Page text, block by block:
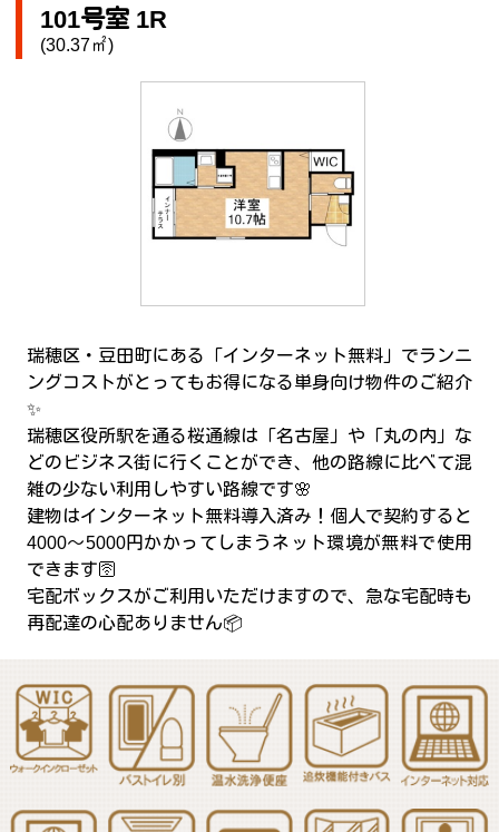
101号室 1R
(30.37㎡)
瑞穂区・豆田町にある「インターネット無料」でランニ
ングコストがとってもお得になる単身向け物件のご紹介
✨
瑞穂区役所駅を通る桜通線は「名古屋」や「丸の内」な
どのビジネス街に行くことができ、他の路線に比べて混
雑の少ない利用しやすい路線です🌸
建物はインターネット無料導入済み！個人で契約すると
4000〜5000円かかってしまうネット環境が無料で使用
できます🛜
宅配ボックスがご利用いただけますので、急な宅配時も
再配達の心配ありません📦